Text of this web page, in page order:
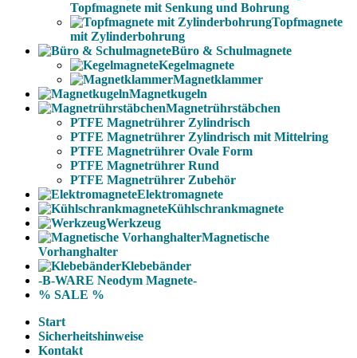
Topfmagnete mit Senkung und Bohrung
Topfmagnete
mit Zylinderbohrung
Büro & Schulmagnete
Kegelmagnete
Magnetklammer
Magnetkugeln
Magnetrührstäbchen
PTFE Magnetrührer Zylindrisch
PTFE Magnetrührer Zylindrisch mit Mittelring
PTFE Magnetrührer Ovale Form
PTFE Magnetrührer Rund
PTFE Magnetrührer Zubehör
Elektromagnete
Kühlschrankmagnete
Werkzeug
Magnetische
Vorhanghalter
Klebebänder
-B-WARE Neodym Magnete-
% SALE %
Start
Sicherheitshinweise
Kontakt